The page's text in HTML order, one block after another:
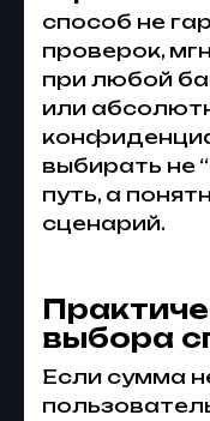
способ не
проверок,
при любой
или
выбирать не
путь, а
сценарий.
выбора
Если сумма